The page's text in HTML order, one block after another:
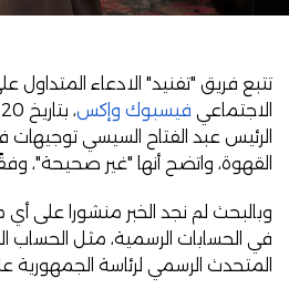
تتبع فريق "تفنيد" الادعاء
الاجتماعي فيسبوك وإكس
الرئيس عبد الفتاح السيسي
القهوة، واتضح أنها "غير صحيحة"،
وبالبحث لم نجد الخبر منشورا على
في الحسابات الرسمية، مثل الحساب
المتحدث الرسمي لرئاسة